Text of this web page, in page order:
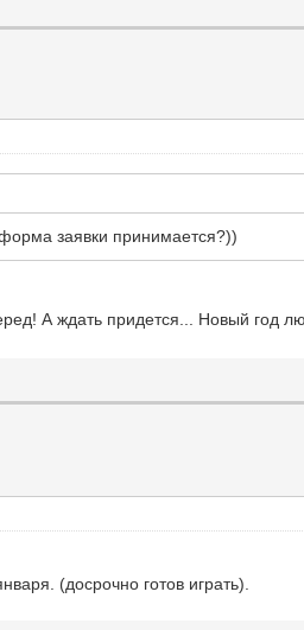
заявки принимается?))
А ждать придется... Новый год
(досрочно готов играть).